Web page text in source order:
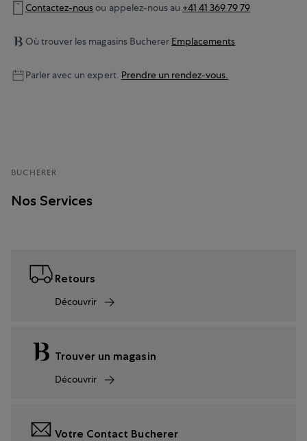
Contactez-nousou appelez-nous au +41 41 369 79 79
Où trouver les magasins Bucherer Emplacements
Parler avec un expert. Prendre un rendez-vous.
BUCHERER
Nos Services
Retours
Découvrir
Trouver un magasin
Découvrir
Votre Contact Bucherer